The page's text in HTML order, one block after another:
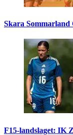
Skara Sommarland
F15-landslaget: IK